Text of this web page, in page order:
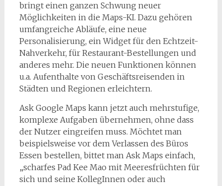
bringt einen ganzen Schwung neuer
Möglichkeiten in die Maps-KI. Dazu gehören
umfangreiche Abläufe, eine neue
Personalisierung, ein Widget für den Echtzeit-
Nahverkehr, für Restaurant-Bestellungen und
anderes mehr. Die neuen Funktionen können
u.a. Aufenthalte von Geschäftsreisenden in
Städten und Regionen erleichtern.
Ask Google Maps kann jetzt auch mehrstufige,
komplexe Aufgaben übernehmen, ohne dass
der Nutzer eingreifen muss. Möchtet man
beispielsweise vor dem Verlassen des Büros
Essen bestellen, bittet man Ask Maps einfach,
„scharfes Pad Kee Mao mit Meeresfrüchten für
sich und seine KollegInnen oder auch